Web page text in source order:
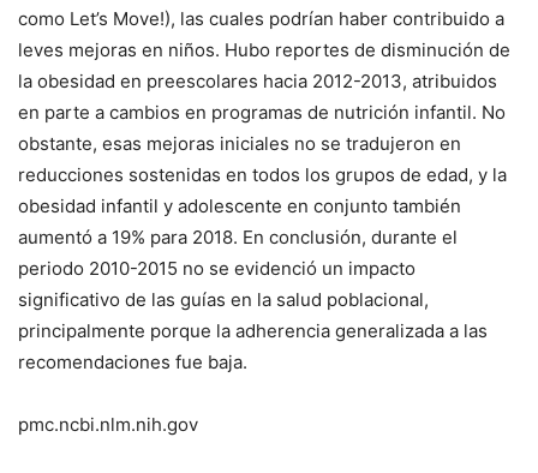
como Let’s Move!), las cuales podrían haber contribuido a
leves mejoras en niños. Hubo reportes de disminución de
la obesidad en preescolares hacia 2012-2013, atribuidos
en parte a cambios en programas de nutrición infantil. No
obstante, esas mejoras iniciales no se tradujeron en
reducciones sostenidas en todos los grupos de edad, y la
obesidad infantil y adolescente en conjunto también
aumentó a 19% para 2018. En conclusión, durante el
periodo 2010-2015 no se evidenció un impacto
significativo de las guías en la salud poblacional,
principalmente porque la adherencia generalizada a las
recomendaciones fue baja.
pmc.ncbi.nlm.nih.gov